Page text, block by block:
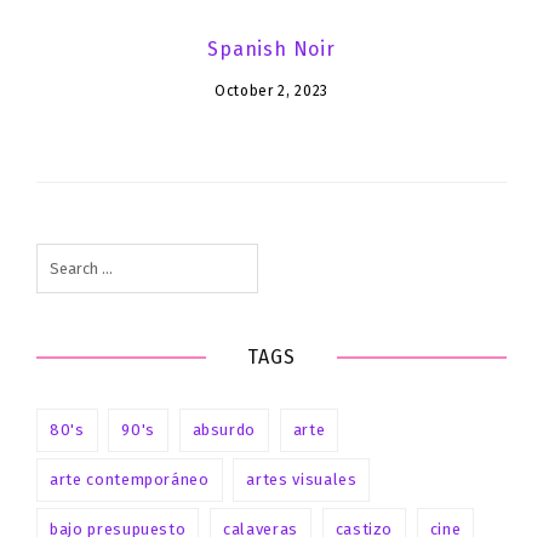
Spanish Noir
October 2, 2023
for:
TAGS
80's 90's absurdo arte
arte contemporáneo artes visuales
bajo presupuesto calaveras castizo cine